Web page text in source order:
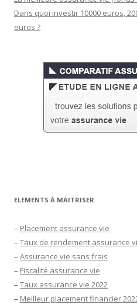
Dans quoi investir 10000 euros,
euros ?
ELEMENTS À MAITRISER
– Placement assurance vie
– Taux de rendement assurance
– Assurance vie sans frais
– Fiscalité assurance vie
– Taux assurance vie 2022
– Meilleur placement financier